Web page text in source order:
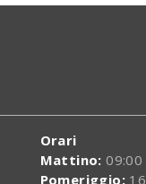
Orari
Mattino:
Pomeriggio: